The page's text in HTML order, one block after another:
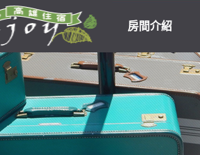
房間介紹
高雄民宿住宿
優惠